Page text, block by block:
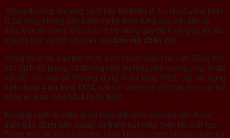
Thông thường, khoảng cách này tối thiểu là 1,5 lần đường kính
lỗ bu lông, nhưng cần kiểm tra kỹ theo từng loại vật liệu và
điều kiện thi công. Việc bảo đảm đúng quy định sẽ giúp tối đa
hóa độ bền và tính an toàn của bản mã chân cột
Trong thực tế, sau khi chọn kích thước bản mã, cần đồng thời
xác định số lượng và đường kính bu lông neo tương ứng. Ví dụ
với cột tải nhẹ sẽ thường dùng 4 bu lông M20, cột tải trung
bình dùng 4 bu lông M24, cột tải lớn hoặc cột cầu trục có thể
dùng 6–8 bu lông M24 hoặc M30
Khoảng cách từ mép lỗ bu lông đến mép bản mã cần được
đảm bảo đúng tiêu chuẩn để tránh nứt mép thép khi siết lực.
Trong thực tế, kỹ sư thường chọn khoảng cách lớn hơn mức tối